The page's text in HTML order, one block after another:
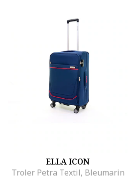
ELLA ICON
Troler Petra Textil, Bleumarin